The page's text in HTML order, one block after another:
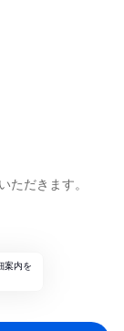
ただきます。
案内を